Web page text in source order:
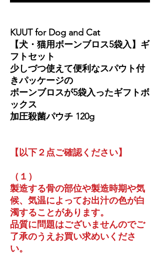
KUUT for Dog and Cat
【犬・猫用ボーンブロス5袋入】ギ
フトセット
少しづつ使えて便利なスパウト付
きパッケージの
ボーンブロスが5袋入ったギフトボ
ックス
加圧殺菌パウチ 120g
【以下２点ご確認ください】
（１）
製造する骨の部位や製造時期や気
候、気温によってお出汁の色が白
濁することがあります。
品質に問題はございませんのでご
了承のうえお買い求めいくださ
い。